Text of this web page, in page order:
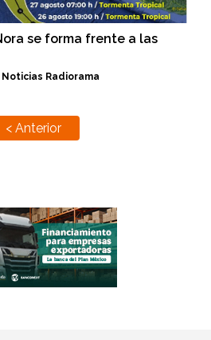
se forma frente a las
Noticias Radiorama
< Anterior